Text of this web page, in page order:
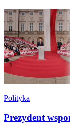
Polityka
Prezydent